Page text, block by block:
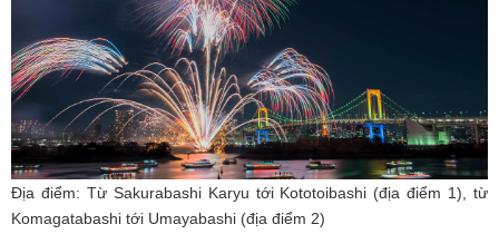
Địa điểm: Từ Sakurabashi Karyu tới Kototoibashi (địa điểm 1), từ
Komagatabashi tới Umayabashi (địa điểm 2)